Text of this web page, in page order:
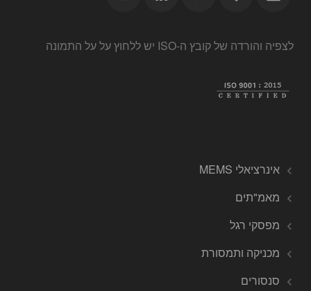
לצפיה והורדה של קובץ ה-ISO יש ללחוץ על על התמונה
אינרציאלי MEMS
מאמ"תים
מפסקי רגל
מכניקה ותמסורת
סנסורים